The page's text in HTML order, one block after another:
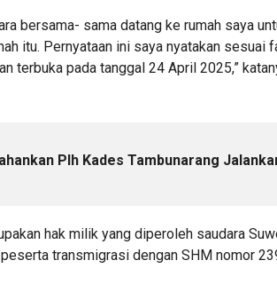
bersama- sama datang ke rumah saya
itu. Pernyataan ini saya nyatakan sesuai
terbuka pada tanggal 24 April 2025,”
Plh Kades Tambunarang
hak milik yang diperoleh saudara
transmigrasi dengan SHM nomor